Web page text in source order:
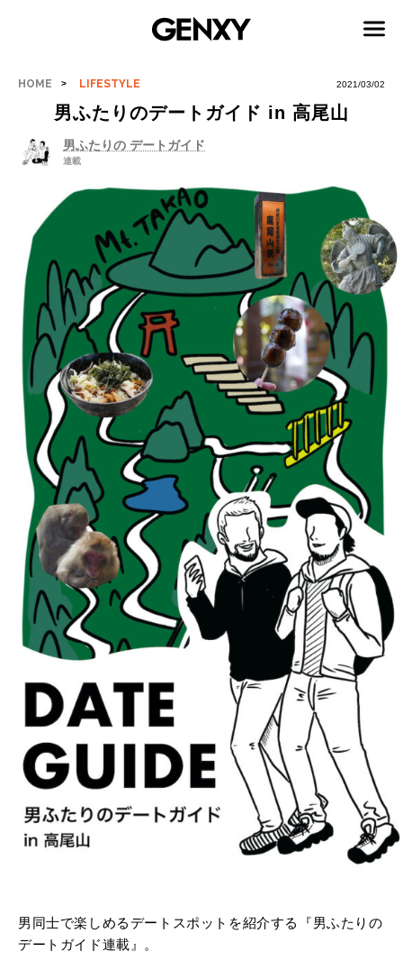
HOME LIFESTYLE 2021/03/02
男ふたりのデートガイド in 高尾山
男ふたりの デートガイド
連載
男同士で楽しめるデートスポットを紹介する『男ふたりの
デートガイド連載』。